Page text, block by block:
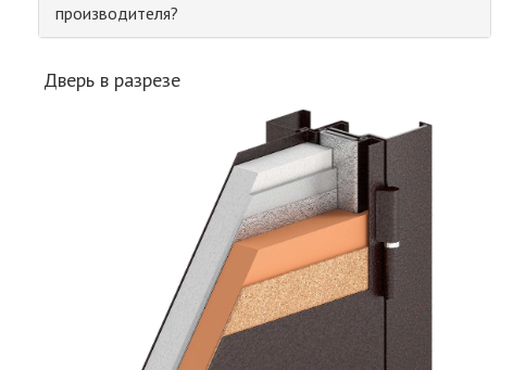
производителя?
Дверь в разрезе